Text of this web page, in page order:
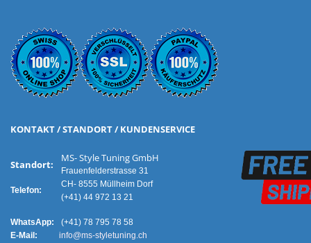
KONTAKT / STANDORT / KUNDENSERVICE
Standort:
Telefon:
MS- Style Tuning GmbH
Frauenfelderstrasse 31
CH- 8555 Müllheim Dorf
(+41) 44 972 13 21
WhatsApp:
(+41) 78 795 78 58
E-Mail:
info@ms-styletuning.ch